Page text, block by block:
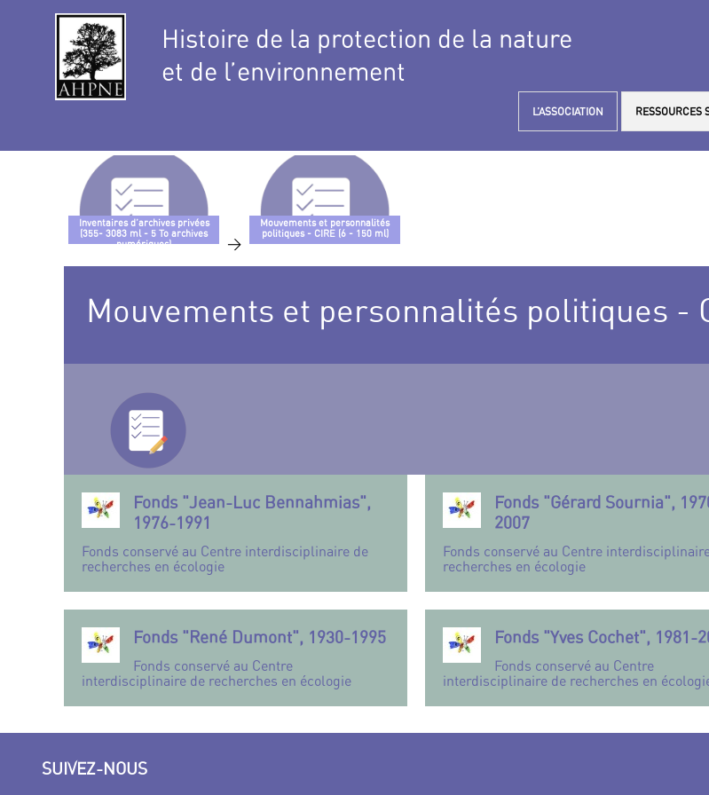
Histoire de la protection de la nature
et de l’environnement
L’ASSOCIATION RESSOURCES
Inventaires d’archives privées
(355- 3083 ml - 5 To archives
numériques)
>
Mouvements et personnalités
politiques - CIRE (6 - 150 ml)
Mouvements et personnalités politiques -
Fonds "Jean-Luc Bennahmias",
1976-1991
Fonds conservé au Centre interdisciplinaire de
recherches en écologie
Fonds "Gérard Sournia",
2007
Fonds conservé au Centre
recherches en écologie
Fonds "René Dumont", 1930-1995
Fonds conservé au Centre
interdisciplinaire de recherches en écologie
Fonds "Yves Cochet", 1981-
Fonds conservé au Centre
interdisciplinaire de recherches en
SUIVEZ-NOUS